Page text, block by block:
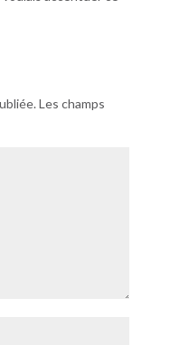
Les champs